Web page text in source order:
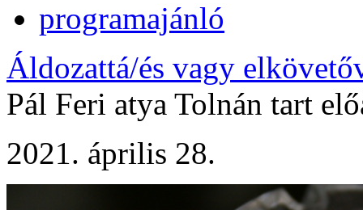
programajánló
Áldozattá/és vagy
Pál Feri atya Tolnán tart
2021. április 28.